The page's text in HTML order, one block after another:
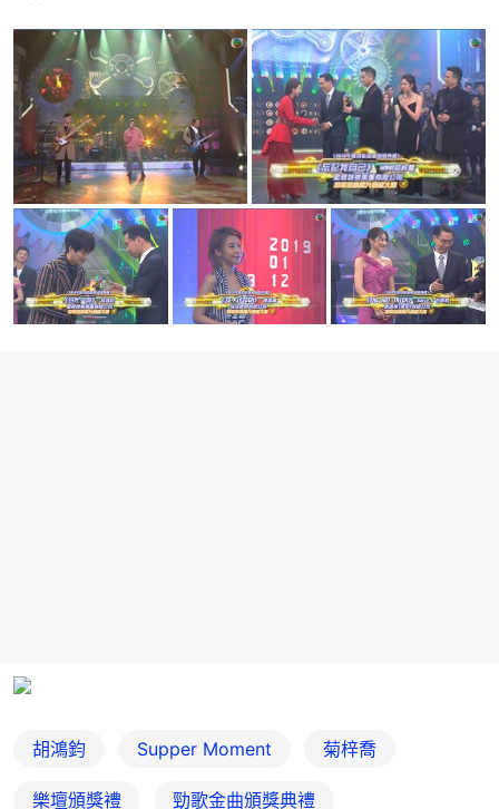
胡鴻鈞 Supper Moment 菊梓喬
樂壇頒獎禮 勁歌金曲頒獎典禮